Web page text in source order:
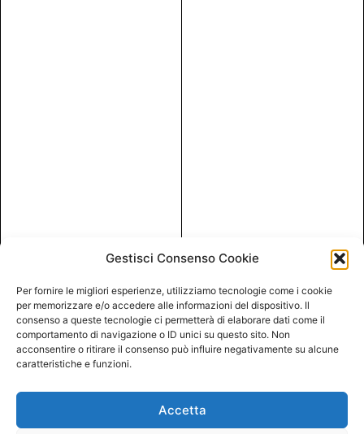
Gestisci Consenso Cookie
Per fornire le migliori esperienze, utilizziamo tecnologie come i cookie
per memorizzare e/o accedere alle informazioni del dispositivo. Il
consenso a queste tecnologie ci permetterà di elaborare dati come il
comportamento di navigazione o ID unici su questo sito. Non
acconsentire o ritirare il consenso può influire negativamente su alcune
caratteristiche e funzioni.
Accetta